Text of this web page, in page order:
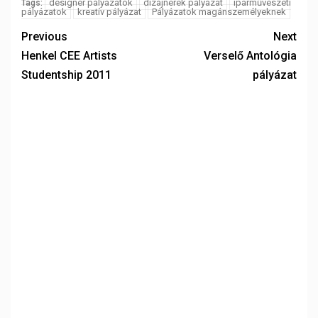
Tags: designer pályázatok dizájnerek pályázat
iparművészeti
pályázatok
kreatív pályázat Pályázatok magánszemélyeknek
Previous
Henkel CEE Artists
Studentship 2011
Next
Verselő Antológia
pályázat